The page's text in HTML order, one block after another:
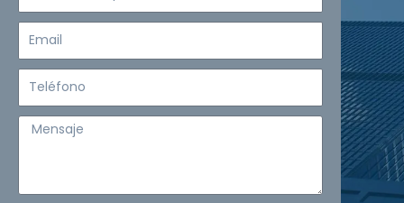
Mensaje